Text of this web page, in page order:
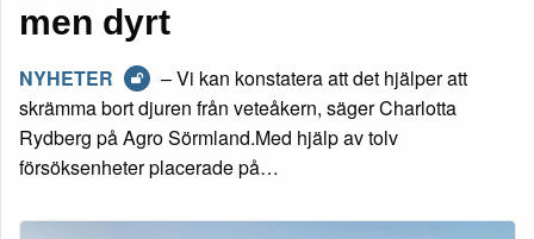
men dyrt
NYHETER
– Vi kan konstatera att det hjälper att
skrämma bort djuren från veteåkern, säger Charlotta
Rydberg på Agro Sörmland.Med hjälp av tolv
försöksenheter placerade på…